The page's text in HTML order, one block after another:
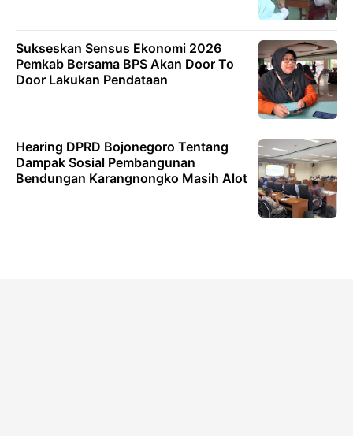
Sukseskan Sensus Ekonomi 2026
Pemkab Bersama BPS Akan Door To
Door Lakukan Pendataan
Hearing DPRD Bojonegoro Tentang
Dampak Sosial Pembangunan
Bendungan Karangnongko Masih Alot